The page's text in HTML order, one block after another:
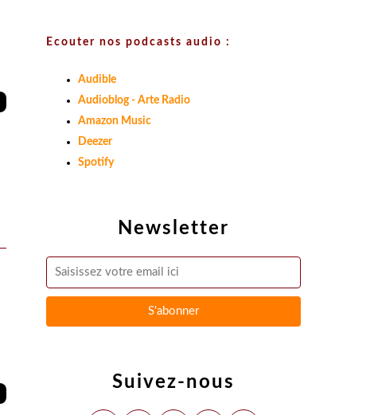
Newsletter
Suivez-nous
Ecouter nos podcasts audio :
Audible
Audioblog - Arte Radio
Amazon Music
Deezer
Spotify